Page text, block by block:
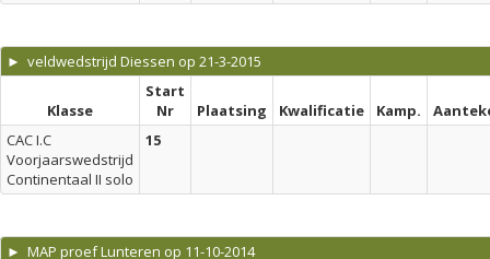
► veldwedstrijd Diessen op 21-3-2015
Klasse
Start
Nr
Plaatsing Kwalificatie Kamp.
CAC I.C
Voorjaarswedstrijd
Continentaal II solo
15
► MAP proef Lunteren op 11-10-2014